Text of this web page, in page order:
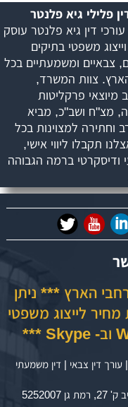
פלילי גיא פלנטר
דין גיא פלנטר עוסק
וייצוג משפטי בתיקים
צבאיים ומשמעתיים בכל
צוות המשרד,
מיוצאי פרקליטות
מצ"ח ושב"כ, מביא
רב וחתירה למצוינות בכל
תקבלו ליווי אישי,
ודיסקרטי ברמה הגבוהה
רחבי הארץ *** ניתן
לייצוג משפטי
עורך דין צבאי | דין משמעתי